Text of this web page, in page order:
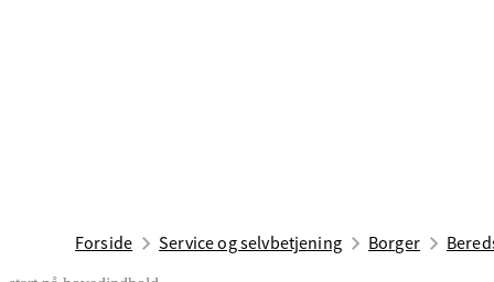
Forside Service og selvbetjening Borger